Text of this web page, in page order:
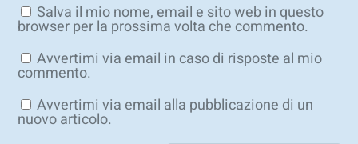
Salva il mio nome, email e sito web in questo
browser per la prossima volta che commento.
Avvertimi via email in caso di risposte al mio
commento.
Avvertimi via email alla pubblicazione di un
nuovo articolo.